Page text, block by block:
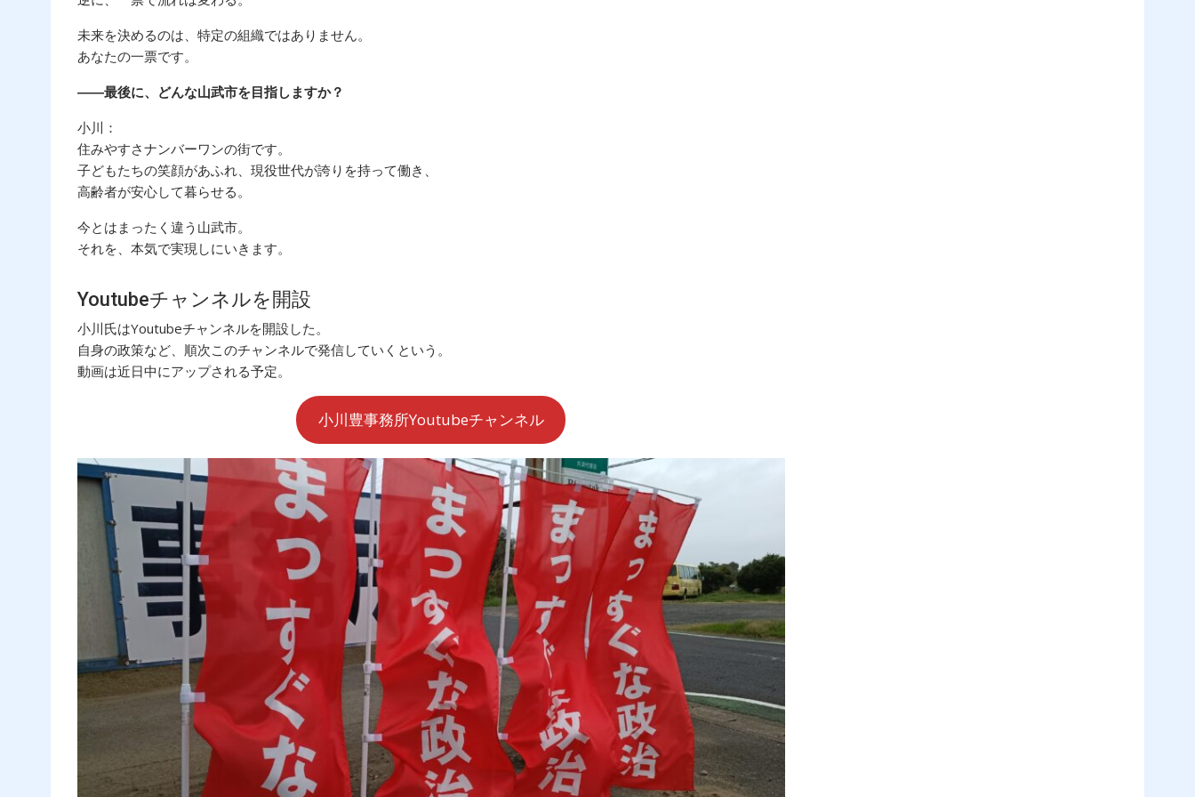
未来を決めるのは、特定の組織ではありません。
あなたの一票です。
――最後に、どんな山武市を目指しますか？
小川：
住みやすさナンバーワンの街です。
子どもたちの笑顔があふれ、現役世代が誇りを持って働き、
高齢者が安心して暮らせる。
今とはまったく違う山武市。
それを、本気で実現しにいきます。
Youtubeチャンネルを開設
小川氏はYoutubeチャンネルを開設した。
自身の政策など、順次このチャンネルで発信していくという。
動画は近日中にアップされる予定。
小川豊事務所Youtubeチャンネル